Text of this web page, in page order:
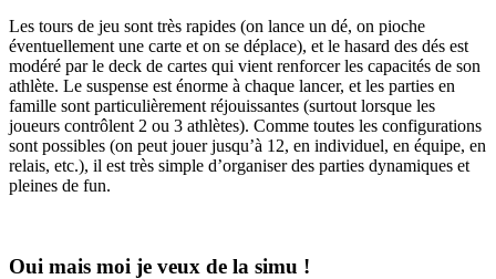
Les tours de jeu sont très rapides (on lance un dé, on pioche
éventuellement une carte et on se déplace), et le hasard des dés est
modéré par le deck de cartes qui vient renforcer les capacités de son
athlète. Le suspense est énorme à chaque lancer, et les parties en
famille sont particulièrement réjouissantes (surtout lorsque les
joueurs contrôlent 2 ou 3 athlètes). Comme toutes les configurations
sont possibles (on peut jouer jusqu’à 12, en individuel, en équipe, en
relais, etc.), il est très simple d’organiser des parties dynamiques et
pleines de fun.
Oui mais moi je veux de la simu !